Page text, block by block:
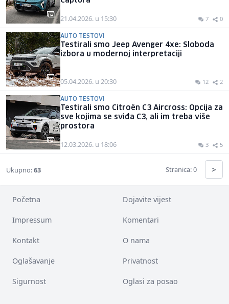
21.04.2026. u 15:30 7 0
AUTO TESTOVI
Testirali smo Jeep Avenger 4xe: Sloboda
izbora u modernoj interpretaciji
05.04.2026. u 20:30 12 2
AUTO TESTOVI
Testirali smo Citroën C3 Aircross: Opcija za
sve kojima se sviđa C3, ali im treba više
prostora
12.03.2026. u 18:06 3 5
Ukupno:63 Stranica: 0 >
Početna Dojavite vijest
Impressum Komentari
Kontakt O nama
Oglašavanje Privatnost
Sigurnost Oglasi za posao